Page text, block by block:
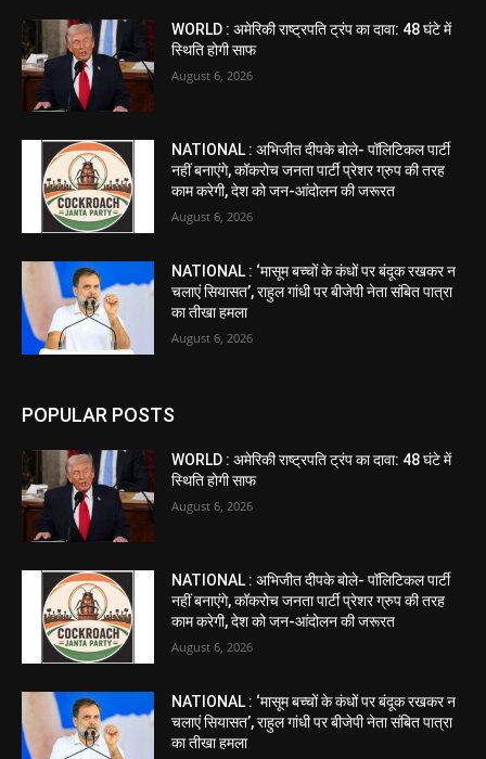
WORLD : अमेरिकी राष्ट्रपति ट्रंप का दावा: 48 घंटे में
स्थिति होगी साफ
August 6, 2026
NATIONAL : अभिजीत दीपके बोले- पॉलिटिकल पार्टी
नहीं बनाएंगे, कॉकरोच जनता पार्टी प्रेशर ग्रुप की तरह
काम करेगी, देश को जन-आंदोलन की जरूरत
August 6, 2026
NATIONAL : ‘मासूम बच्चों के कंधों पर बंदूक रखकर न
चलाएं सियासत’, राहुल गांधी पर बीजेपी नेता संबित पात्रा
का तीखा हमला
August 6, 2026
POPULAR POSTS
WORLD : अमेरिकी राष्ट्रपति ट्रंप का दावा: 48 घंटे में
स्थिति होगी साफ
August 6, 2026
NATIONAL : अभिजीत दीपके बोले- पॉलिटिकल पार्टी
नहीं बनाएंगे, कॉकरोच जनता पार्टी प्रेशर ग्रुप की तरह
काम करेगी, देश को जन-आंदोलन की जरूरत
August 6, 2026
NATIONAL : ‘मासूम बच्चों के कंधों पर बंदूक रखकर न
चलाएं सियासत’, राहुल गांधी पर बीजेपी नेता संबित पात्रा
का तीखा हमला